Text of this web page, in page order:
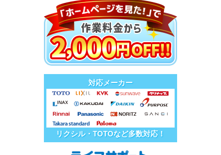
対応メーカー
リクシル・TOTOなど多数対応！